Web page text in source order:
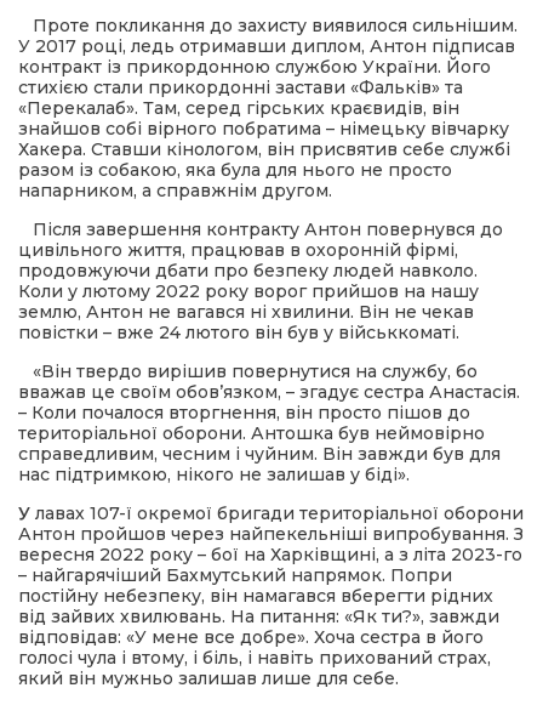
Проте покликання до захисту виявилося сильнішим.
У 2017 році, ледь отримавши диплом, Антон підписав
контракт із прикордонною службою України. Його
стихією стали прикордонні застави «Фальків» та
«Перекалаб». Там, серед гірських краєвидів, він
знайшов собі вірного побратима – німецьку вівчарку
Хакера. Ставши кінологом, він присвятив себе службі
разом із собакою, яка була для нього не просто
напарником, а справжнім другом.
Після завершення контракту Антон повернувся до
цивільного життя, працював в охоронній фірмі,
продовжуючи дбати про безпеку людей навколо.
Коли у лютому 2022 року ворог прийшов на нашу
землю, Антон не вагався ні хвилини. Він не чекав
повістки – вже 24 лютого він був у військкоматі.
«Він твердо вирішив повернутися на службу, бо
вважав це своїм обов’язком, – згадує сестра Анастасія.
– Коли почалося вторгнення, він просто пішов до
територіальної оборони. Антошка був неймовірно
справедливим, чесним і чуйним. Він завжди був для
нас підтримкою, нікого не залишав у біді».
У лавах 107-ї окремої бригади територіальної оборони
Антон пройшов через найпекельніші випробування. З
вересня 2022 року – бої на Харківщині, а з літа 2023-го
– найгарячіший Бахмутський напрямок. Попри
постійну небезпеку, він намагався вберегти рідних
від зайвих хвилювань. На питання: «Як ти?», завжди
відповідав: «У мене все добре». Хоча сестра в його
голосі чула і втому, і біль, і навіть прихований страх,
який він мужньо залишав лише для себе.